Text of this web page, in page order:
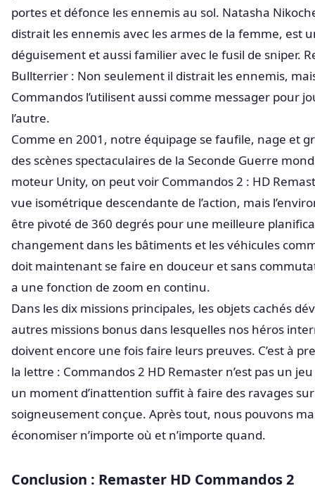
portes et défonce les ennemis au sol. Natasha
distrait les ennemis avec les armes de la femme, est
déguisement et aussi familier avec le fusil de sniper.
Bullterrier : Non seulement il distrait les ennemis,
Commandos l’utilisent aussi comme messager pour
l’autre.
Comme en 2001, notre équipage se faufile, nage et
des scènes spectaculaires de la Seconde Guerre
moteur Unity, on peut voir Commandos 2 : HD
vue isométrique descendante de l’action, mais
être pivoté de 360 degrés pour une meilleure
changement dans les bâtiments et les véhicules
doit maintenant se faire en douceur et sans
a une fonction de zoom en continu.
Dans les dix missions principales, les objets cachés
autres missions bonus dans lesquelles nos héros
doivent encore une fois faire leurs preuves. C’est à
la lettre : Commandos 2 HD Remaster n’est pas un
un moment d’inattention suffit à faire des ravages
soigneusement conçue. Après tout, nous pouvons
économiser n’importe où et n’importe quand.
Conclusion : Remaster HD Commandos 2